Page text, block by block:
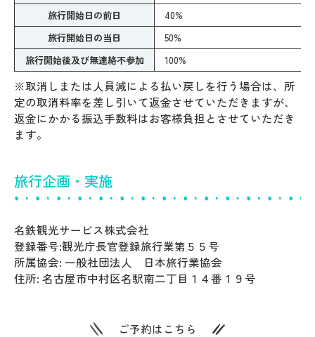
旅行開始日の前日
40%
旅行開始日の当日
50%
旅行開始後及び無連絡不参加
100%
※取消しまたは人員減による払い戻しを行う場合は、所
定の取消料率を差し引いて返金させていただきますが、
返金にかかる振込手数料はお客様負担とさせていただき
ます。
旅行企画・実施
名鉄観光サービス株式会社
登録番号:観光庁長官登録旅行業第５５号
所属協会: 一般社団法人 日本旅行業協会
住所: 名古屋市中村区名駅南二丁目１４番１９号
ご予約はこちら